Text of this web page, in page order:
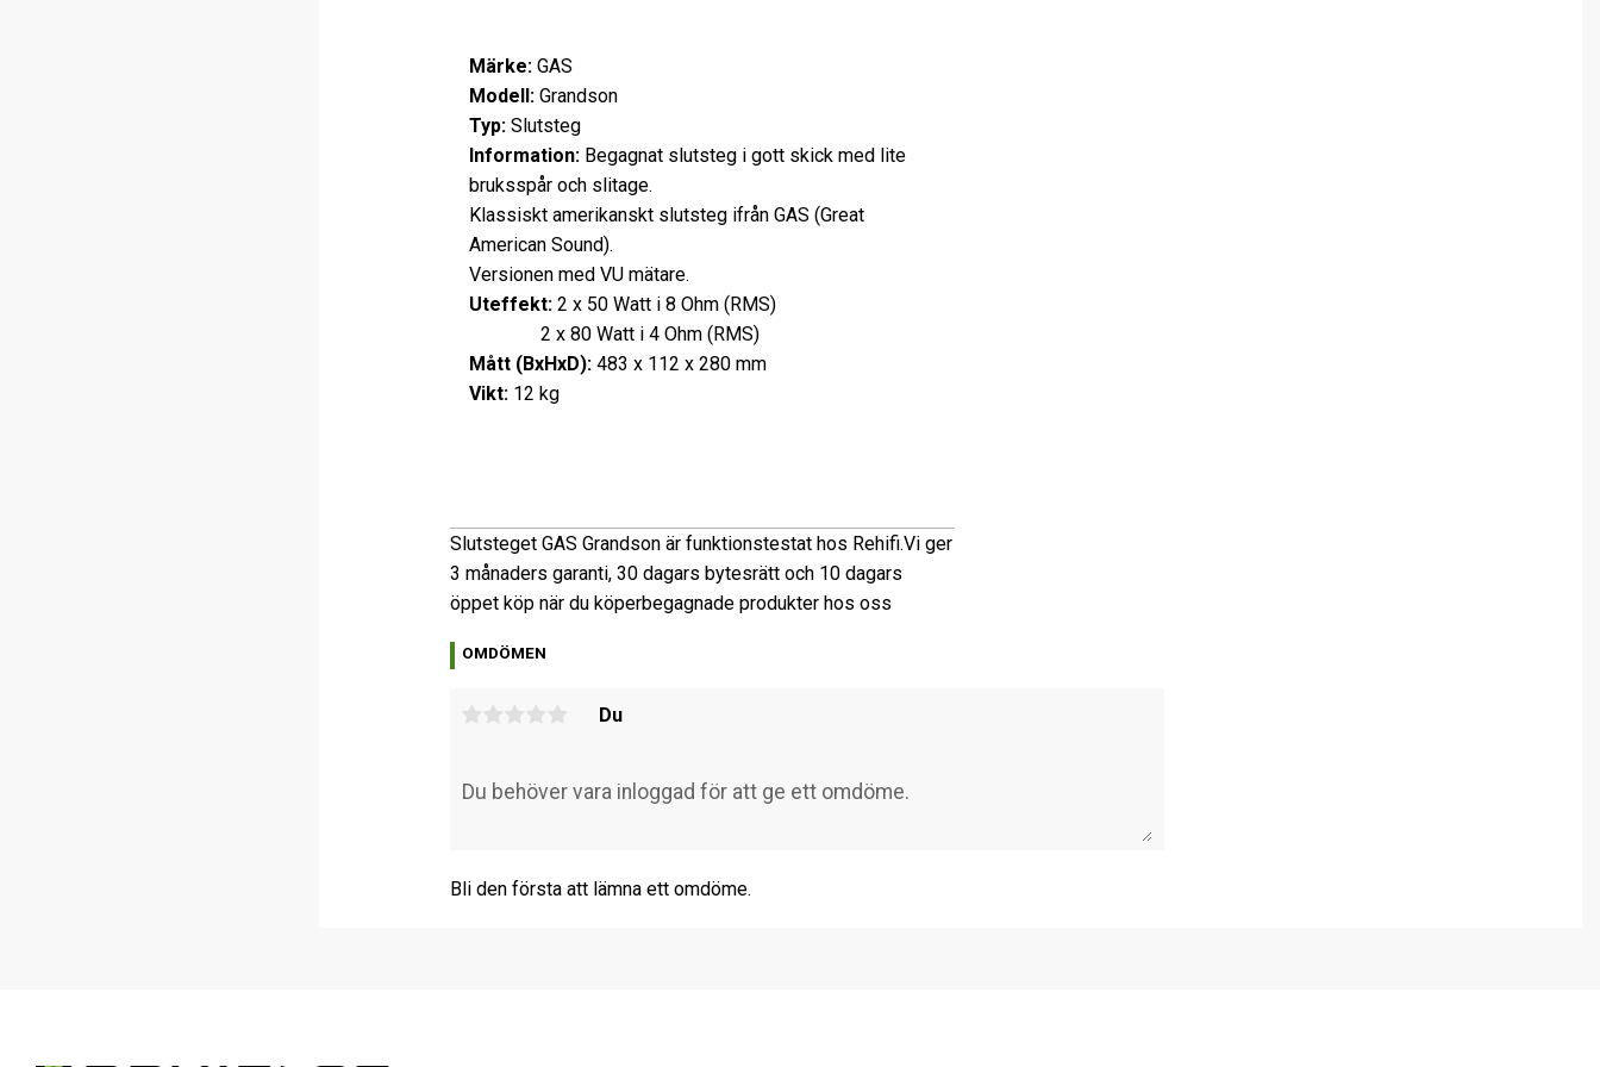
Märke:GAS
Modell:Grandson
Typ:Slutsteg
Information:Begagnat slutsteg i gott skick med lite
bruksspår och slitage.
Klassiskt amerikanskt slutsteg ifrån GAS (Great
American Sound).
Versionen med VU mätare.
Uteffekt:2 x 50 Watt i 8 Ohm (RMS)
2 x 80 Watt i 4 Ohm (RMS)
Mått (BxHxD):483 x 112 x 280 mm
Vikt:12 kg
Slutsteget GAS Grandson är funktionstestat hos Rehifi.Vi ger
3 månaders garanti, 30 dagars bytesrätt och 10 dagars
öppet köp när du köperbegagnade produkter hos oss
OMDÖMEN
Du
Bli den första att lämna ett omdöme.